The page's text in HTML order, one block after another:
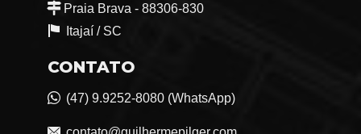
Praia Brava - 88306-830
Itajaí / SC
CONTATO
(47) 9.9252-8080 (WhatsApp)